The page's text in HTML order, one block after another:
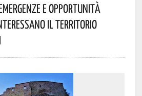
E Opportunità
Il Territorio